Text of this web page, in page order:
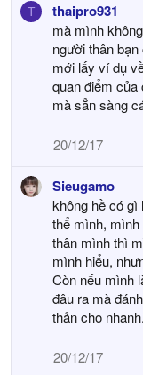
T thaipro931
mà mình
người thân
mới lấy ví dụ
quan điểm của
mà sẳn sàng
20/12/17
Sieugamo
không hề có gì
thể mình,
thân mình thì
mình hiểu,
Còn nếu mình
đâu ra mà
thản cho nhanh.
20/12/17